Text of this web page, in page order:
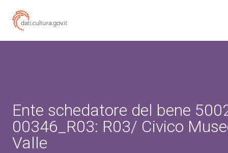
Ente schedatore del bene
00346_R03: R03/ Civico
Valle